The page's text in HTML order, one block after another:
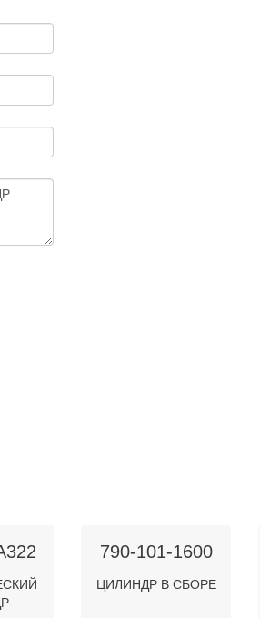
790-101-1600
ЦИЛИНДР В СБОРЕ